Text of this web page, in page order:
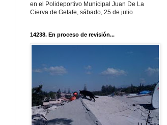
en el Polideportivo Municipal Juan De La
Cierva de Getafe, sábado, 25 de julio
14238. En proceso de revisión...